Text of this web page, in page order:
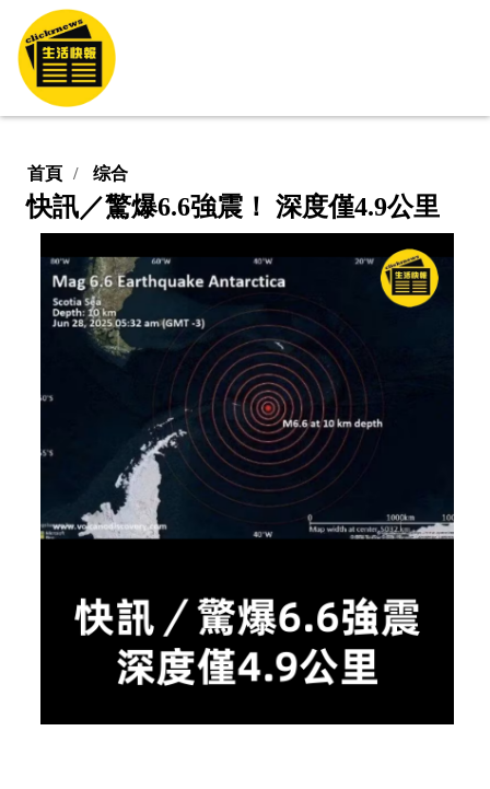
首頁 综合
快訊／驚爆6.6強震！ 深度僅4.9公里